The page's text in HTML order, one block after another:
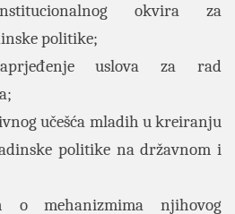
okvira za
politike;
uslova za rad
učešća mladih u kreiranju
politike na državnom i
o mehanizmima njihovog